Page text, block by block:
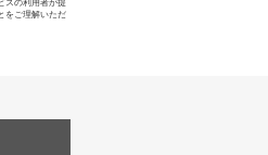
スの利用者が提
をご理解いただ